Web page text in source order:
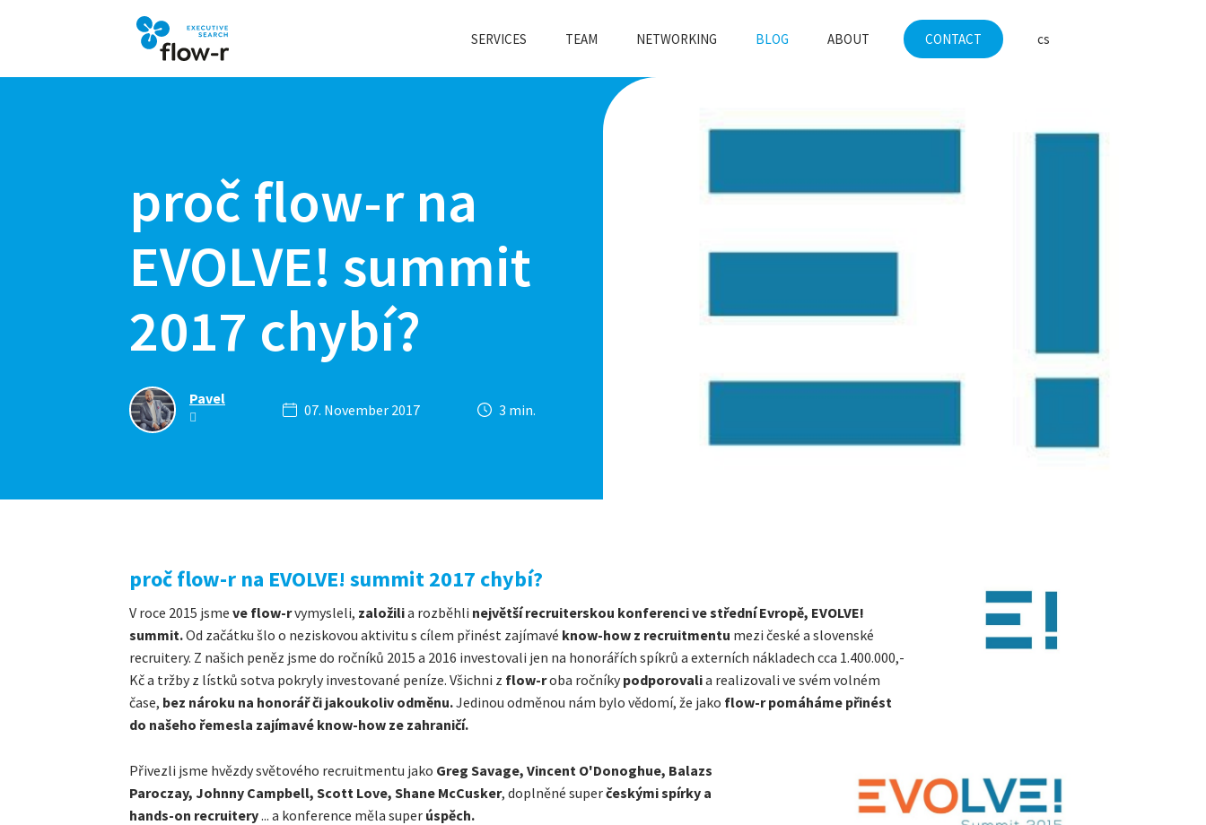
SERVICES TEAM NETWORKING BLOG ABOUT CONTACT cs
proč flow-r na
EVOLVE! summit
2017 chybí?
Pavel
07. November 2017 3 min.
proč flow-r na EVOLVE! summit 2017 chybí?
V roce 2015 jsme ve flow-rvymysleli, založilia rozběhli největší recruiterskou konferenci ve střední Evropě, EVOLVE!
summit.Od začátku šlo o neziskovou aktivitu s cílem přinést zajímavé know-how z recruitmentu mezi české a slovenské
recruitery. Z našich peněz jsme do ročníků 2015 a 2016 investovali jen na honorářích spíkrů a externích nákladech cca 1.400.000,-
Kč a tržby z lístků sotva pokryly investované peníze. Všichni z flow-roba ročníky podporovalia realizovali ve svém volném
čase, bez nároku na honorář či jakoukoliv odměnu.Jedinou odměnou nám bylo vědomí, že jako flow-r pomáháme přinést
do našeho řemesla zajímavé know-how ze zahraničí.
Přivezli jsme hvězdy světového recruitmentu jako Greg Savage, Vincent O'Donoghue, Balazs
Paroczay, Johnny Campbell, Scott Love, Shane McCusker, doplněné superčeskými spírky a
hands-on recruitery... a konference měla super úspěch.